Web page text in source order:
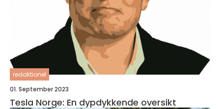
redaktionel
01. September 2023
Tesla Norge: En dypdykkende oversikt